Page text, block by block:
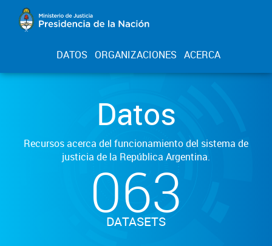
DATOS ORGANIZACIONES ACERCA
Datos
Recursos acerca del funcionamiento del sistema de
justicia de la República Argentina.
063
DATASETS